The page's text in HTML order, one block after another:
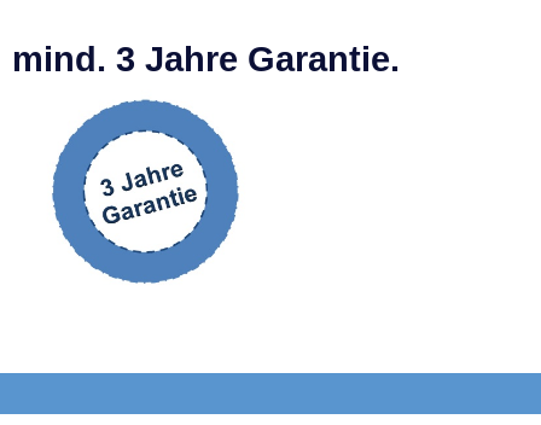
mind. 3 Jahre Garantie.